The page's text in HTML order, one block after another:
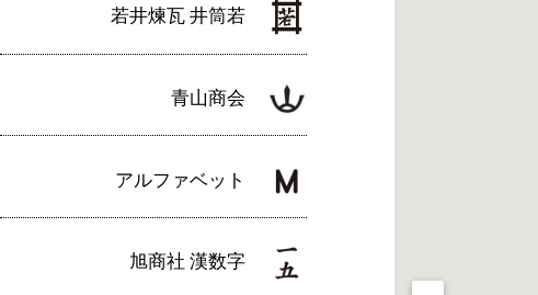
若井煉瓦 井筒若
青山商会
アルファベット
旭商社 漢数字